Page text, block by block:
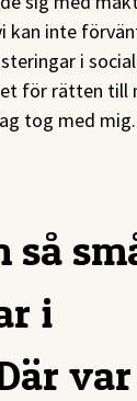
kan inte
i
för rätten
tog med
så
i